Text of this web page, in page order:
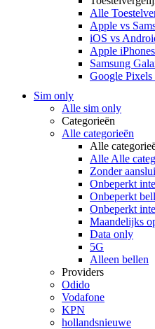
Alle
Apple vs
iOS vs
Apple
Samsung
Google
Sim only
Alle sim only
Categorieën
Alle categorieën
Alle
Alle Alle
Zonder
Onbeperkt
Onbeperkt
Onbeperkt
Maandelijks
Data only
5G
Alleen bellen
Providers
Odido
Vodafone
KPN
hollandsnieuwe